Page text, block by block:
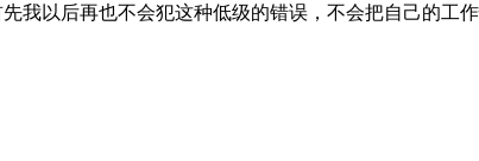
我以后再也不会犯这种低级的错误，不会把自己的工